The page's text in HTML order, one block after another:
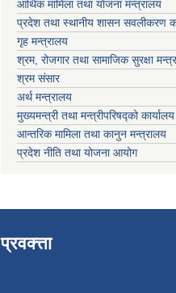
आर्थिक मामिला तथा याेजना मन्त्रालय
प्रदेश तथा स्थानीय शासन सवलीकरण
गृह मन्त्रालय
श्रम, रोजगार तथा सामाजिक सुरक्षा
श्रम संसार
अर्थ मन्त्रालय
मुख्यमन्त्री तथा मन्त्रीपरिषद्को कार्यालय
आन्तरिक मामिला तथा कानुन मन्त्रालय
प्रदेश नीति तथा योजना आयोग
प्रवक्त्ता